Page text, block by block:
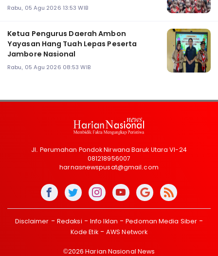
Rabu, 05 Agu 2026 13:53 WIB
Ketua Pengurus Daerah Ambon
Yayasan Hang Tuah Lepas Peserta
Jambore Nasional
Rabu, 05 Agu 2026 08:53 WIB
Jl. Perumahan Pondok Nirwana Baruk Utara VI-24
081218956007
harnasnewspusat@gmail.com
Disclaimer Redaksi Info Iklan
Pedoman Media Siber
Kode Etik
AWS Network
©2026 Harian Nasional News